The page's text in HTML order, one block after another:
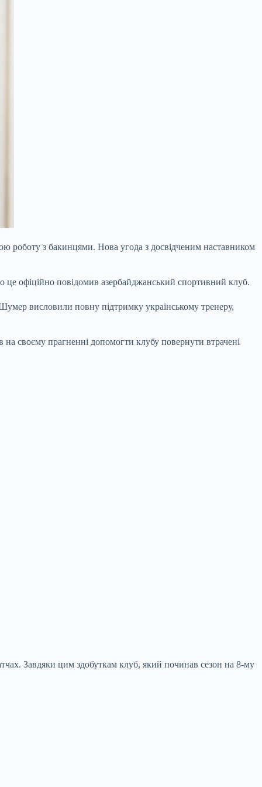
роботу з бакинцями. Нова угода з досвідченим наставником
офіційно повідомив азербайджанський спортивний клуб.
висловили повну підтримку українському тренеру,
своєму прагненні допомогти клубу повернути втрачені
Завдяки цим здобуткам клуб, який починав сезон на 8-му